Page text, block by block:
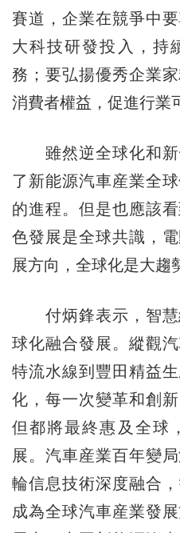
賽道，企業在競爭中
大科技研發投入，持
務；要弘揚優秀企業
消費者權益，促進行業
雖然逆全球化和新
了新能源汽車産業全
的進程。但是也應該
色發展是全球共識，
展方向，全球化是大趨
付炳鋒表示，智慧
球化融合發展。縱觀
特流水線到豐田精益
化，每一次變革和創
但都將最終惠及全球
展。汽車産業百年變
輪信息技術深度融合
成為全球汽車産業發